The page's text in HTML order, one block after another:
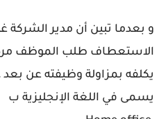
و بعدما تبين أن مدير الشركة
الاستعطاف طلب الموظف
يكلفه بمزاولة وظيفته عن
يسمى في اللغة الإنجليزية ب